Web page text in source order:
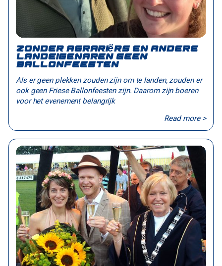
Zonder agrariërs en andere
landeigenaren geen
Ballonfeesten
Als er geen plekken zouden zijn om te landen, zouden er
ook geen Friese Ballonfeesten zijn. Daarom zijn boeren
voor het evenement belangrijk
Read more >